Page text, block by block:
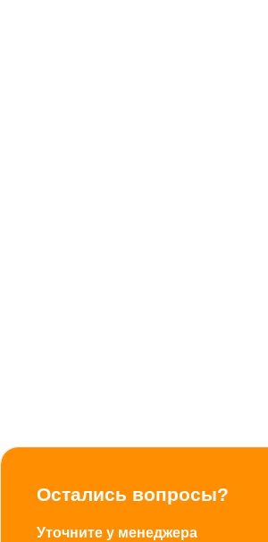
Остались вопросы?
Уточните у менеджера